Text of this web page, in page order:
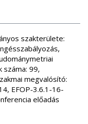
szakterülete:
száma: 99,
megvalósító:
EFOP-3.6.1-16-
előadás